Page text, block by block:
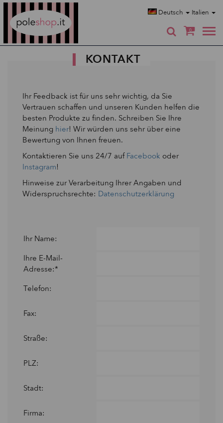
Deutsch Italien
0
KONTAKT
Ihr Feedback ist für uns sehr wichtig, da Sie
Vertrauen schaffen und unseren Kunden helfen die
besten Produkte zu finden. Schreiben Sie Ihre
Meinung hier! Wir würden uns sehr über eine
Bewertung von Ihnen freuen.
Kontaktieren Sie uns 24/7 auf Facebook oder
Instagram!
Hinweise zur Verarbeitung Ihrer Angaben und
Widerspruchsrechte: Datenschutzerklärung
Ihr Name:
Ihre E-Mail-
Adresse:*
Telefon:
Fax:
Straße:
PLZ:
Stadt:
Firma: